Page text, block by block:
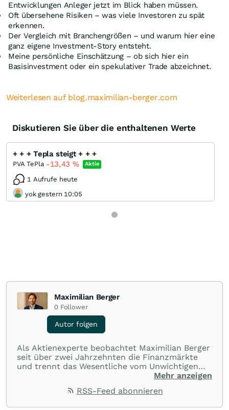
Entwicklungen Anleger jetzt im Blick haben müssen.
Oft übersehene Risiken – was viele Investoren zu spät
erkennen.
Der Vergleich mit Branchengrößen – und warum hier eine
ganz eigene Investment-Story entsteht.
Meine persönliche Einschätzung – ob sich hier ein
Basisinvestment oder ein spekulativer Trade abzeichnet.
Weiterlesen auf blog.maximilian-berger.com
Diskutieren Sie über die enthaltenen Werte
+ + + Tepla steigt + + +
PVA TePla -13,43 % Aktie
1 Aufrufe heute
yok gestern 10:05
Maximilian Berger
0 Follower
Autor folgen
Als Aktienexperte beobachtet Maximilian Berger
seit über zwei Jahrzehnten die Finanzmärkte
und trennt das Wesentliche vom Unwichtigen
und liefert wöchentlich klare, unabhängige
und Renditen liefern.
Mehr anzeigen
RSS-Feed abonnieren